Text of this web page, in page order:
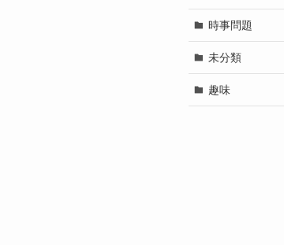
時事問題
未分類
趣味